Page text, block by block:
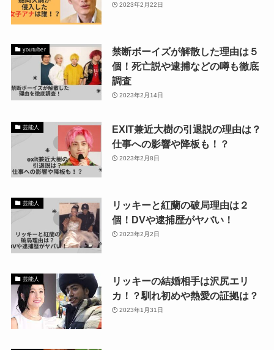
2023年2月22日
youtuber
禁断ボーイズが解散した理由は５
個！死亡説や逮捕などの噂も徹底
調査
2023年2月14日
芸能人
EXIT兼近大樹の引退説の理由は？
仕事への影響や降板も！？
2023年2月8日
芸能人
リッキーと紅蘭の破局理由は２
個！DVや逮捕歴がヤバい！
2023年2月2日
芸能人
リッキーの結婚相手は沢尻エリ
カ！？馴れ初めや熱愛の証拠は？
2023年1月31日